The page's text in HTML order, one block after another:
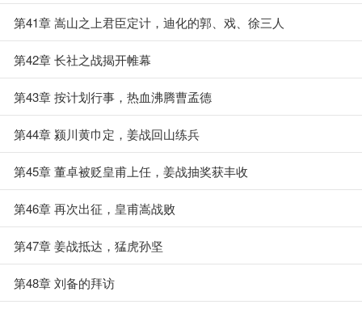
第41章 嵩山之上君臣定计，迪化的郭、戏、徐三人
第42章 长社之战揭开帷幕
第43章 按计划行事，热血沸腾曹孟德
第44章 颍川黄巾定，姜战回山练兵
第45章 董卓被贬皇甫上任，姜战抽奖获丰收
第46章 再次出征，皇甫嵩战败
第47章 姜战抵达，猛虎孙坚
第48章 刘备的拜访